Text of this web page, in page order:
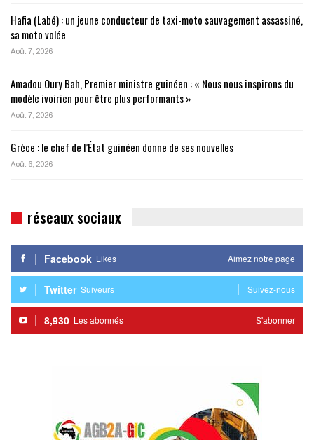
Hafia (Labé) : un jeune conducteur de taxi-moto sauvagement assassiné,
sa moto volée
Août 7, 2026
Amadou Oury Bah, Premier ministre guinéen : « Nous nous inspirons du
modèle ivoirien pour être plus performants »
Août 7, 2026
Grèce : le chef de l’État guinéen donne de ses nouvelles
Août 6, 2026
réseaux sociaux
Facebook Likes Aimez notre page
Twitter Suiveurs Suivez-nous
8,930 Les abonnés S'abonner